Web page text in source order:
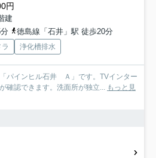
円
建
徳島線「石井」駅 徒歩20分
浄化槽排水
パインヒル石井 Ａ」です。TVインター
確認できます。洗面所が独立...
もっと見